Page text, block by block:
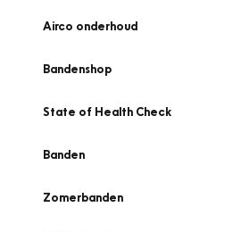
Airco onderhoud
Bandenshop
State of Health Check
Banden
Zomerbanden